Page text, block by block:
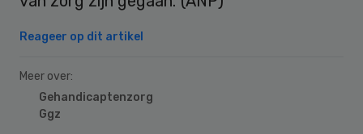
Reageer op dit artikel
Meer over:
Gehandicaptenzorg
Ggz